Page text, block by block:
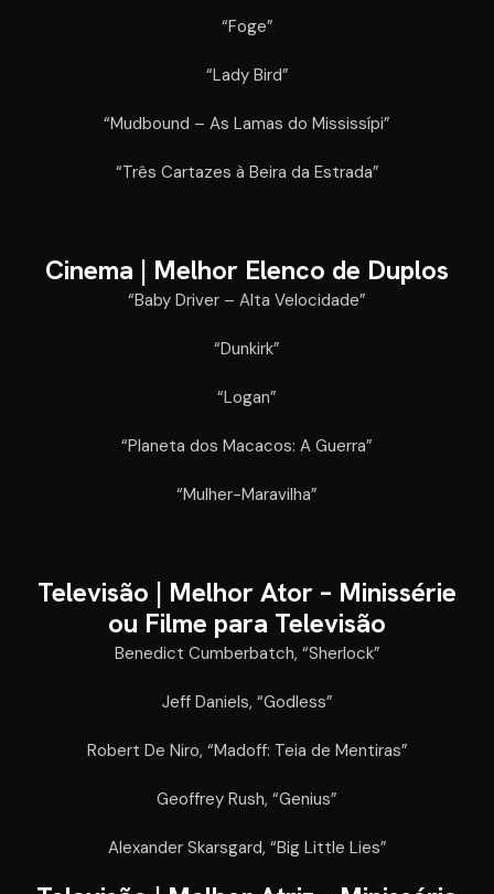
“Foge”
“Lady Bird”
“Mudbound – As Lamas do Mississípi”
“Três Cartazes à Beira da Estrada”
Cinema | Melhor Elenco de Duplos
“Baby Driver – Alta Velocidade”
“Dunkirk”
“Logan”
“Planeta dos Macacos: A Guerra”
“Mulher-Maravilha”
Televisão | Melhor Ator – Minissérie
ou Filme para Televisão
Benedict Cumberbatch, “Sherlock”
Jeff Daniels, “Godless”
Robert De Niro, “Madoff: Teia de Mentiras”
Geoffrey Rush, “Genius”
Alexander Skarsgard, “Big Little Lies”